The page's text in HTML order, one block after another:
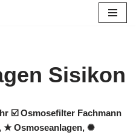
Sisikon
☑️ Osmosefilter Fachmann
★ Osmoseanlagen, ✺